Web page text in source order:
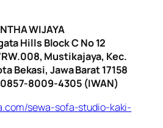
WIJAYA
Hills Block C No 12
Mustikajaya, Kec.
Bekasi, Jawa Barat 17158
8009-4305 (IWAN)
sewa-sofa-studio-kaki-